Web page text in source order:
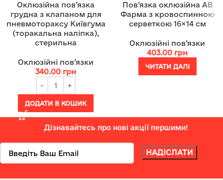
Оклюзійна пов’язка
грудна з клапаном для
пневмотораксу Київгума
(торакальна наліпка),
стерильна
Оклюзійні пов’язки
340.00 грн
ДОДАТИ В КОШИК
Пов’язка оклюзійна АВ
Фарма з кровоспинною
серветкою 16×14 см
Оклюзійні пов’язки
403.00 грн
ЧИТАТИ ДАЛІ
Дізнавайтесь про нові акції першими!